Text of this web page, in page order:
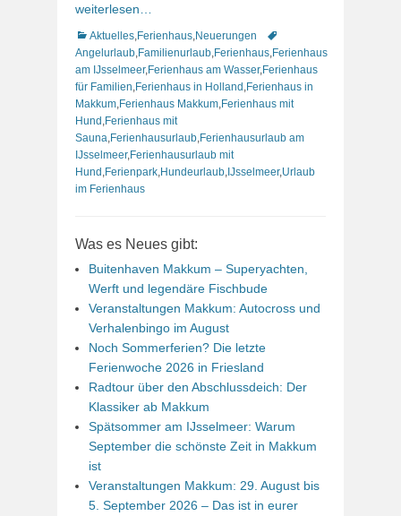
weiterlesen…
Kategorien
Aktuelles Ferienhaus Neuerungen
Schlagworte
Angelurlaub Familienurlaub Ferienhaus Ferienhaus
am IJsselmeer, Ferienhaus am Wasser, Ferienhaus
für Familien Ferienhaus in Holland Ferienhaus in
Makkum Ferienhaus Makkum Ferienhaus mit
Hund Ferienhaus mit
Sauna Ferienhausurlaub Ferienhausurlaub am
IJsselmeer, Ferienhausurlaub mit
Hund Ferienpark Hundeurlaub IJsselmeer, Urlaub
im Ferienhaus
Was es Neues gibt:
Buitenhaven Makkum – Superyachten,
Werft und legendäre Fischbude
Veranstaltungen Makkum: Autocross und
Verhalenbingo im August
Noch Sommerferien? Die letzte
Ferienwoche 2026 in Friesland
Radtour über den Abschlussdeich: Der
Klassiker ab Makkum
Spätsommer am IJsselmeer: Warum
September die schönste Zeit in Makkum
ist
Veranstaltungen Makkum: 29. August bis
5. September 2026 – Das ist in eurer